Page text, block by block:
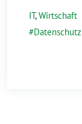
IT,Wirtschaft
Datenschutz